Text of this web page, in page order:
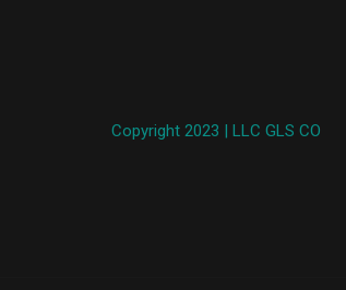
Copyright 2023 | LLC GLS CO